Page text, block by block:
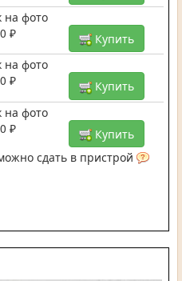
на фото
₽
Купить
на фото
₽
Купить
на фото
₽
Купить
сдать в пристрой